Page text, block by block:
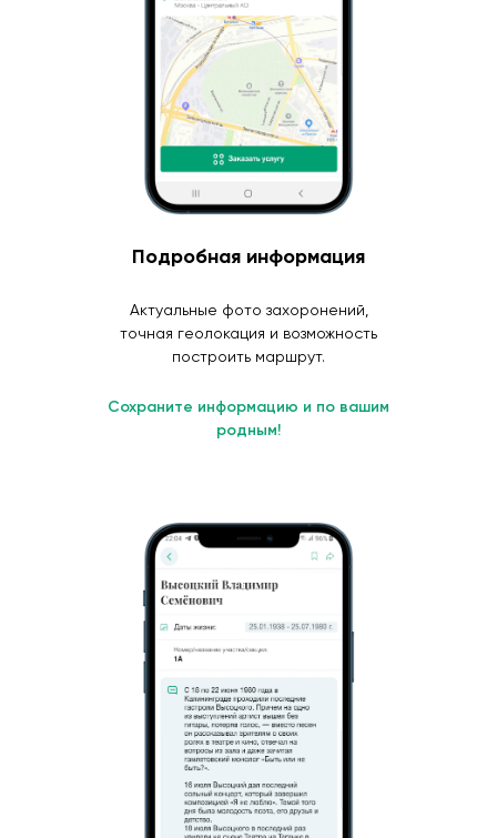
Подробная информация
Актуальные фото захоронений,
точная геолокация и возможность
построить маршрут.
Сохраните информацию и по вашим
родным!